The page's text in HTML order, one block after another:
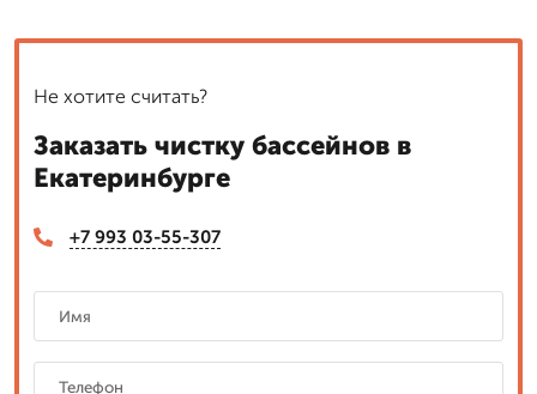
Не хотите считать?
Заказать чистку бассейнов в
Екатеринбурге
+7 993 03-55-307